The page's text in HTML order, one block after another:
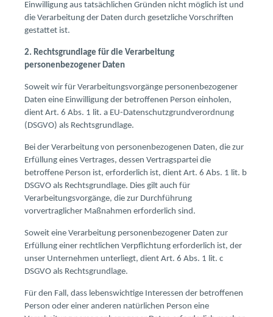
Einwilligung aus tatsächlichen Gründen nicht möglich ist und
die Verarbeitung der Daten durch gesetzliche Vorschriften
gestattet ist.
2. Rechtsgrundlage für die Verarbeitung
personenbezogener Daten
Soweit wir für Verarbeitungsvorgänge personenbezogener
Daten eine Einwilligung der betroffenen Person einholen,
dient Art. 6 Abs. 1 lit. a EU-Datenschutzgrundverordnung
(DSGVO) als Rechtsgrundlage.
Bei der Verarbeitung von personenbezogenen Daten, die zur
Erfüllung eines Vertrages, dessen Vertragspartei die
betroffene Person ist, erforderlich ist, dient Art. 6 Abs. 1 lit. b
DSGVO als Rechtsgrundlage. Dies gilt auch für
Verarbeitungsvorgänge, die zur Durchführung
vorvertraglicher Maßnahmen erforderlich sind.
Soweit eine Verarbeitung personenbezogener Daten zur
Erfüllung einer rechtlichen Verpflichtung erforderlich ist, der
unser Unternehmen unterliegt, dient Art. 6 Abs. 1 lit. c
DSGVO als Rechtsgrundlage.
Für den Fall, dass lebenswichtige Interessen der betroffenen
Person oder einer anderen natürlichen Person eine